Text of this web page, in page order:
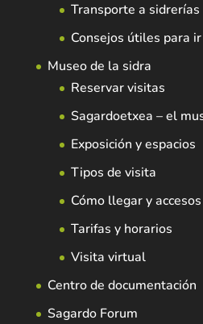
Transporte a sidrerías
Consejos útiles para
Museo de la sidra
Reservar visitas
Sagardoetxea – el
Exposición y espacios
Tipos de visita
Cómo llegar y accesos
Tarifas y horarios
Visita virtual
Centro de documentación
Sagardo Forum